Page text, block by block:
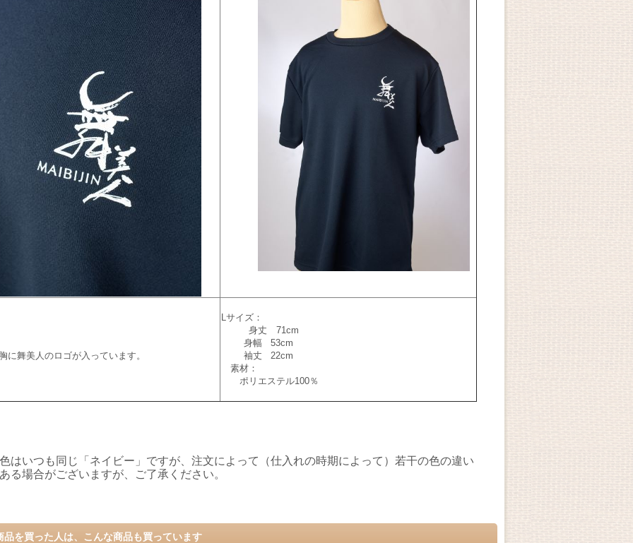
に舞美人のロゴが入っています。
Lサイズ：
身丈 71cm
身幅 53cm
袖丈 22cm
素材：
ポリエステル100％
はいつも同じ「ネイビー」ですが、注文によって（仕入れの時期によって）若干の色の違い
る場合がございますが、ご了承ください。
品を買った人は、こんな商品も買っています